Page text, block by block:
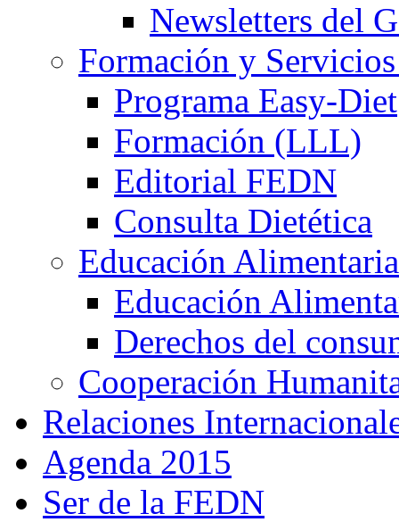
Newsletters del
Formación y
Programa Easy-Diet
Formación (LLL)
Editorial FEDN
Consulta Dietética
Educación Alimentaria
Educación
Derechos del
Cooperación
Relaciones
Agenda 2015
Ser de la FEDN